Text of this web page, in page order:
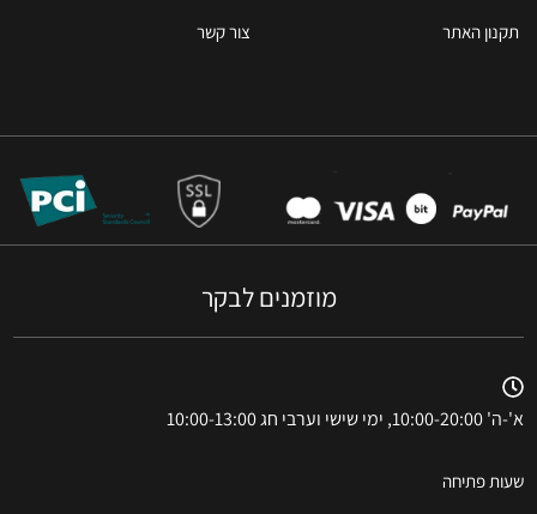
תקנון האתר צור קשר
מוזמנים לבקר
א'-ה' 10:00-20:00, ימי שישי וערבי חג 10:00-13:00
שעות פתיחה